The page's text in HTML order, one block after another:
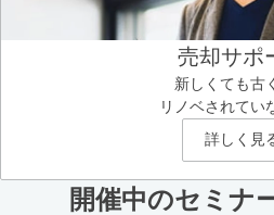
売却サポ
新しくても古
リノベされてい
詳しく見
開催中のセミナ